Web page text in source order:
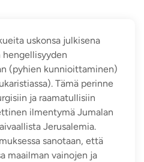
uskonsa julkisena
(pyhien kunnioittaminen)
Tämä perinne
ja raamatullisiin
ilmentymä Jumalan
Jerusalemia.
sanotaan, että
maailman vainojen ja